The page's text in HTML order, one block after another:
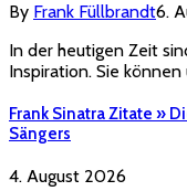
By Frank Füllbrandt6.
In der heutigen Zeit
Inspiration. Sie
Frank Sinatra Zitate »
Sängers
4. August 2026